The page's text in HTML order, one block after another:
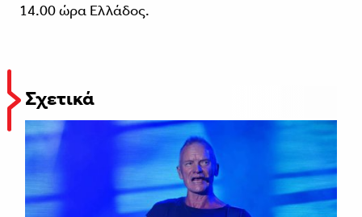
14.00 ώρα Ελλάδος.
Σχετικά